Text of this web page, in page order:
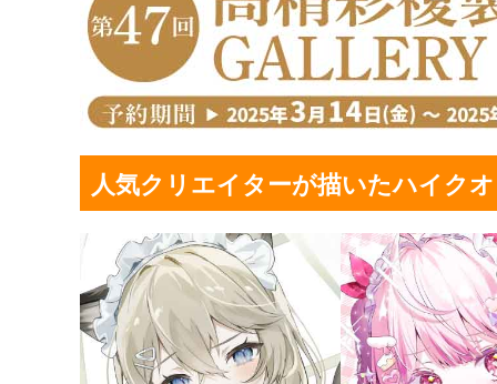
人気クリエイターが描いたハイク